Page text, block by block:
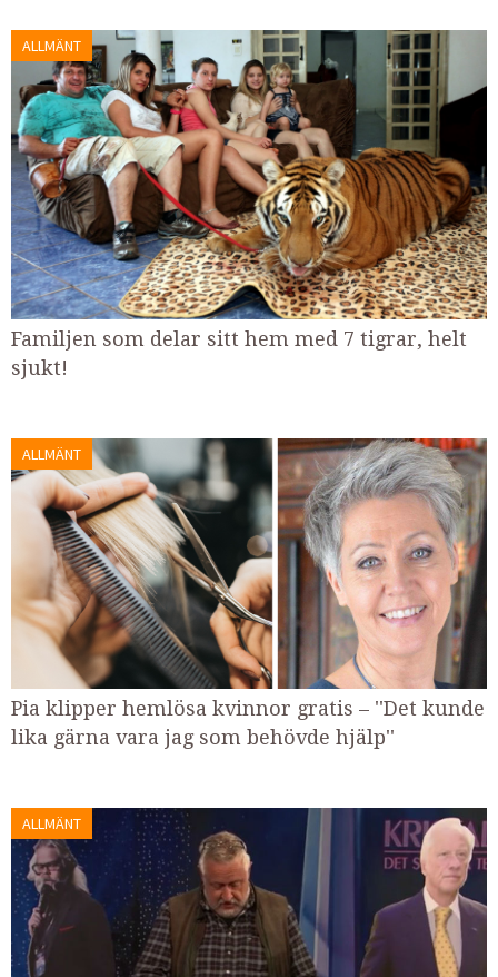
ALLMÄNT
Familjen som delar sitt hem med 7 tigrar, helt
sjukt!
ALLMÄNT
Pia klipper hemlösa kvinnor gratis – ''Det kunde
lika gärna vara jag som behövde hjälp''
ALLMÄNT